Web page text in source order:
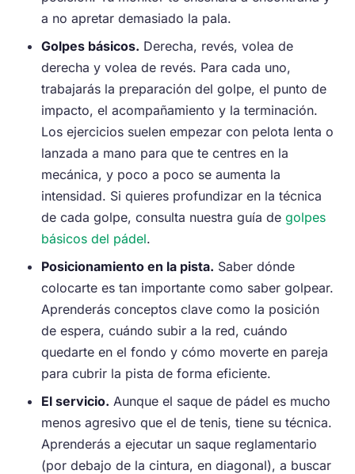
a no apretar demasiado la pala.
Golpes básicos. Derecha, revés, volea de
derecha y volea de revés. Para cada uno,
trabajarás la preparación del golpe, el punto de
impacto, el acompañamiento y la terminación.
Los ejercicios suelen empezar con pelota lenta o
lanzada a mano para que te centres en la
mecánica, y poco a poco se aumenta la
intensidad. Si quieres profundizar en la técnica
de cada golpe, consulta nuestra guía de golpes
básicos del pádel.
Posicionamiento en la pista. Saber dónde
colocarte es tan importante como saber golpear.
Aprenderás conceptos clave como la posición
de espera, cuándo subir a la red, cuándo
quedarte en el fondo y cómo moverte en pareja
para cubrir la pista de forma eficiente.
El servicio. Aunque el saque de pádel es mucho
menos agresivo que el de tenis, tiene su técnica.
Aprenderás a ejecutar un saque reglamentario
(por debajo de la cintura, en diagonal), a buscar